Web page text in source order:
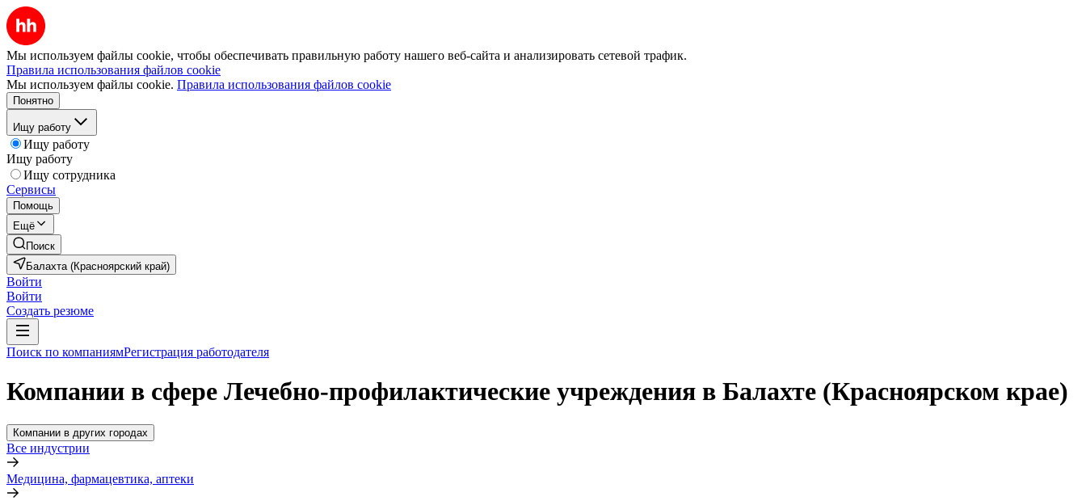
Мы используем файлы cookie, чтобы обеспечивать правильную работу нашего веб-сайта и анализировать сетевой трафик.
Правила использования файлов cookie
Мы используем файлы cookie. Правила использования файлов cookie
Понятно
Ищу работу
Ищу работу
Ищу работу
Ищу сотрудника
Сервисы
Помощь
Ещё
Поиск
Балахта (Красноярский край)
Войти
Войти
Создать резюме
Поиск по компаниямРегистрация работодателя
Компании в сфере Лечебно-профилактические учреждения в Балахте (Красноярском крае)
Компании в других городах
Все индустрии
Медицина, фармацевтика, аптеки